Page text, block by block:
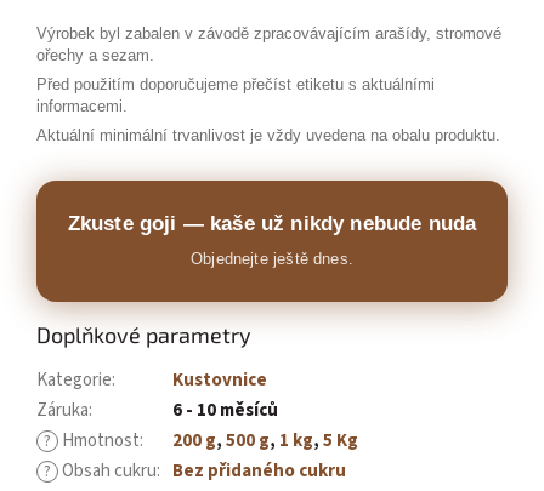
Výrobek byl zabalen v závodě zpracovávajícím arašídy, stromové
ořechy a sezam.
Před použitím doporučujeme přečíst etiketu s aktuálními
informacemi.
Aktuální minimální trvanlivost je vždy uvedena na obalu produktu.
Zkuste goji — kaše už nikdy nebude nuda
Objednejte ještě dnes.
Doplňkové parametry
Kategorie:
Kustovnice
Záruka: 6 - 10 měsíců
? Hmotnost: 200 g,500 g, 1 kg,5 Kg
? Obsah cukru: Bez přidaného cukru